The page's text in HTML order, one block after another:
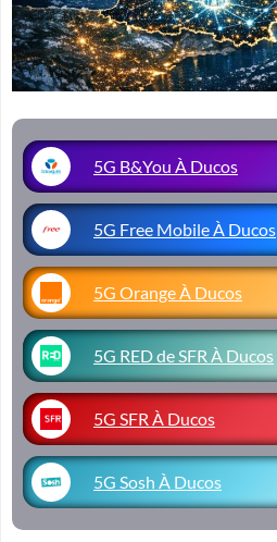
5G B&You À Ducos
5G Free Mobile À Ducos
5G Orange À Ducos
5G RED de SFR À Ducos
5G SFR À Ducos
5G Sosh À Ducos